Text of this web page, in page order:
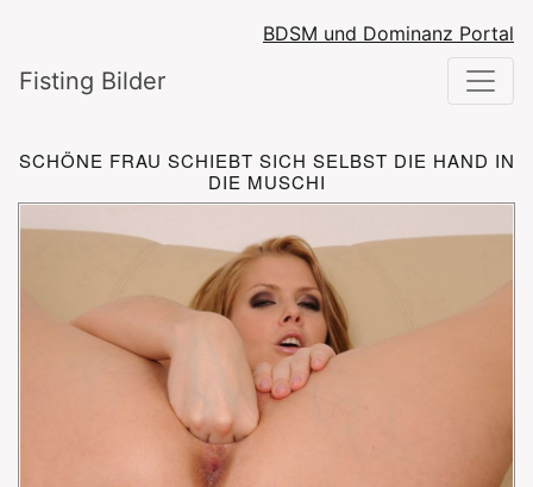
Fisting Bilder
BDSM und Dominanz Portal
SCHÖNE FRAU SCHIEBT SICH SELBST DIE HAND IN
DIE MUSCHI